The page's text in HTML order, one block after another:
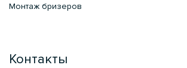
Монтаж бризеров
Контакты